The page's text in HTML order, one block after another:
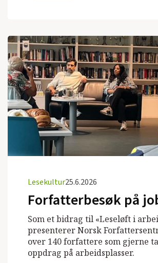
Lesekultur25.6.2026
Forfatterbesøk på
Som et bidrag til «Leseløft i
presenterer Norsk
over 140 forfattere som gjerne
oppdrag på arbeidsplasser.